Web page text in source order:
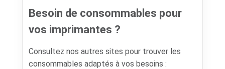
Besoin de consommables pour
vos imprimantes ?
Consultez nos autres sites pour trouver les
consommables adaptés à vos besoins :